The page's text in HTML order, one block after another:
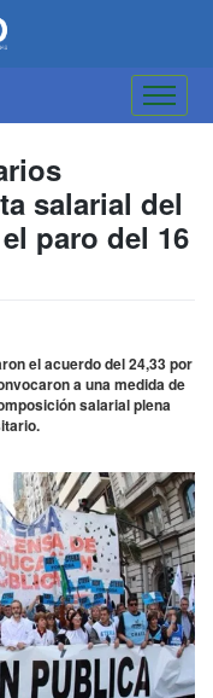
salarial del
paro del 16
el acuerdo del 24,33 por
a una medida de
salarial plena